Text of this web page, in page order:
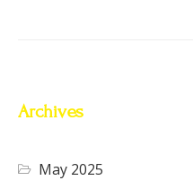
Archives
May 2025